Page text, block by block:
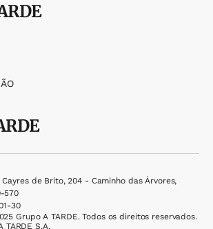
de Brito, 204 - Caminho das Árvores,
570
30
Grupo A TARDE. Todos os direitos reservados.
TARDE S.A.